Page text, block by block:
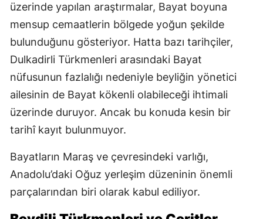
üzerinde yapılan araştırmalar, Bayat boyuna
mensup cemaatlerin bölgede yoğun şekilde
bulunduğunu gösteriyor. Hatta bazı tarihçiler,
Dulkadirli Türkmenleri arasındaki Bayat
nüfusunun fazlalığı nedeniyle beyliğin yönetici
ailesinin de Bayat kökenli olabileceği ihtimali
üzerinde duruyor. Ancak bu konuda kesin bir
tarihî kayıt bulunmuyor.
Bayatların Maraş ve çevresindeki varlığı,
Anadolu’daki Oğuz yerleşim düzeninin önemli
parçalarından biri olarak kabul ediliyor.